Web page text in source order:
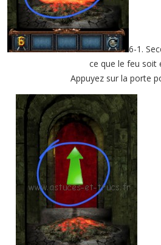
6-1.
ce que le feu soit
Appuyez sur la porte